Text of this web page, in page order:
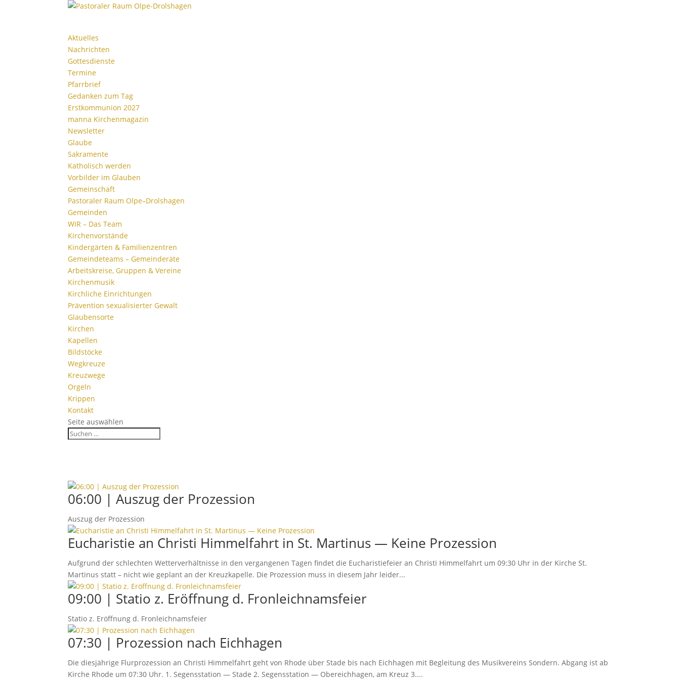
Aktu­elles
Nach­richten
Gottes­dienste
Termine
Pfarr­brief
Gedanken zum Tag
Erst­kom­mu­nion 2027
manna Kirchen­ma­gazin
News­letter
Glaube
Sakra­mente
Katho­lisch werden
Vorbilder im Glauben
Gemein­schaft
Pasto­raler Raum Olpe–Drolshagen
Gemeinden
WIR – Das Team
Kirchen­vor­stände
Kinder­gärten & Familienzentren
Gemein­de­teams – Gemeinderäte
Arbeits­kreise, Gruppen & Vereine
Kirchen­musik
Kirch­liche Einrichtungen
Präven­tion sexua­li­sierter Gewalt
Glau­ben­s­orte
Kirchen
Kapellen
Bild­stöcke
Wegkreuze
Kreuz­wege
Orgeln
Krippen
Kontakt
Seite auswählen
06:00 | Auszug der Prozession
Auszug der Prozession
Eucha­ristie an Christi Himmel­fahrt in St. Martinus — Keine Prozession
Aufgrund der schlechten Wetter­ver­hält­nisse in den vergan­genen Tagen findet die Eucha­ris­tie­feier an Christi Himmel­fahrt um 09:30 Uhr in der Kirche St.
Martinus statt – nicht wie geplant an der Kreuzkapelle. Die Prozes­sion muss in diesem Jahr leider...
09:00 | Statio z. Eröff­nung d. Fronleichnamsfeier
Statio z. Eröff­nung d. Fronleichnamsfeier
07:30 | Prozes­sion nach Eichhagen
Die dies­jäh­rige Flur­pro­zes­sion an Christi Himmel­fahrt geht von Rhode über Stade bis nach Eich­hagen mit Beglei­tung des Musik­ver­eins Sondern. Abgang ist ab
Kirche Rhode um 07:30 Uhr. 1. Segens­sta­tion — Stade 2. Segens­sta­tion — Ober­eich­hagen, am Kreuz 3....